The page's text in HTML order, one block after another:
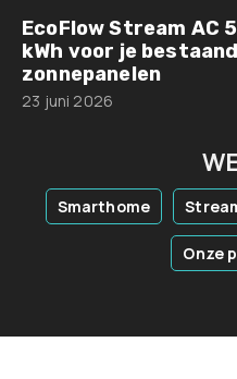
EcoFlow Stream AC
kWh voor je
zonnepanelen
23 juni 2026
WE
Smarthome
Onze